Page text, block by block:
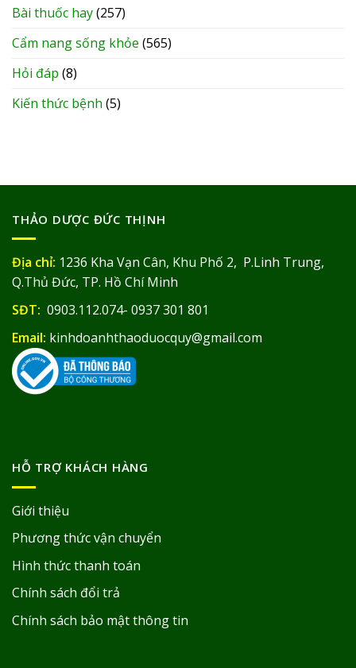
Bài thuốc hay(257)
Cẩm nang sống khỏe (565)
Hỏi đáp (8)
Kiến thức bệnh (5)
THẢO DƯỢC ĐỨC THỊNH
Địa chỉ: 1236 Kha Vạn Cân, Khu Phố 2, P.Linh Trung,
Q.Thủ Đức, TP. Hồ Chí Minh
SĐT: 0903.112.074- 0937 301 801
Email: kinhdoanhthaoduocquy@gmail.com
HỖ TRỢ KHÁCH HÀNG
Giới thiệu
Phương thức vận chuyển
Hình thức thanh toán
Chính sách đổi trả
Chính sách bảo mật thông tin